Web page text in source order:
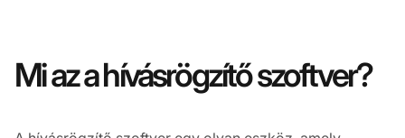
Mi az a hívásrögzítő szoftver?